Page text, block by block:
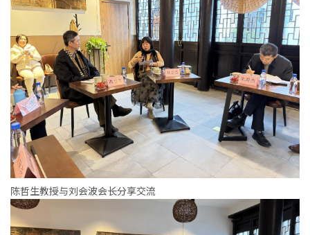
陈哲生教授与刘会波会长分享交流